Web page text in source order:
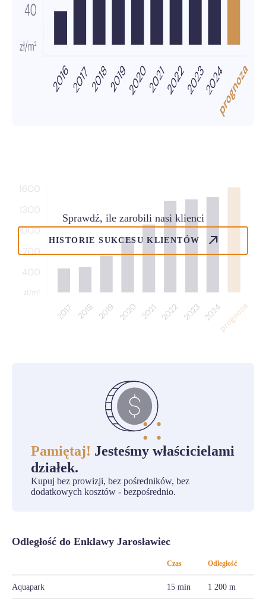
Sprawdź, ile zarobili nasi klienci
HISTORIE SUKCESU KLIENTÓW
Pamiętaj! Jesteśmy właścicielami
działek.
Kupuj bez prowizji, bez pośredników, bez
dodatkowych kosztów - bezpośrednio.
Odległość do Enklawy Jarosławiec
Czas Odległość
Aquapark 15 min 1 200 m